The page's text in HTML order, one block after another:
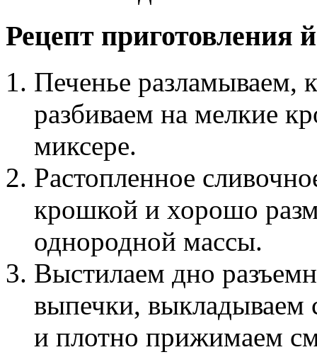
Рецепт приготовления
Печенье разламываем,
разбиваем на мелкие
миксере.
Растопленное
крошкой и хорошо
однородной массы.
Выстилаем дно
выпечки, выкладываем
и плотно прижимаем